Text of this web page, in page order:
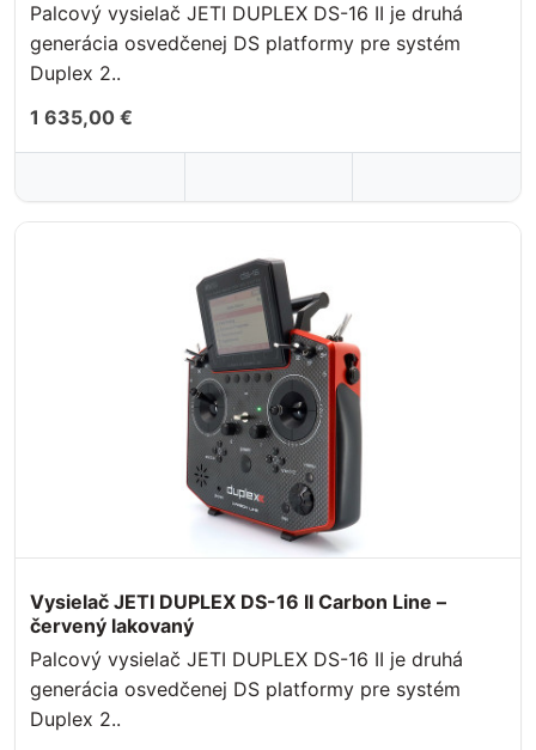
Palcový vysielač JETI DUPLEX DS-16 II je druhá
generácia osvedčenej DS platformy pre systém
Duplex 2..
1 635,00 €
Vysielač JETI DUPLEX DS-16 II Carbon Line –
červený lakovaný
Palcový vysielač JETI DUPLEX DS-16 II je druhá
generácia osvedčenej DS platformy pre systém
Duplex 2..